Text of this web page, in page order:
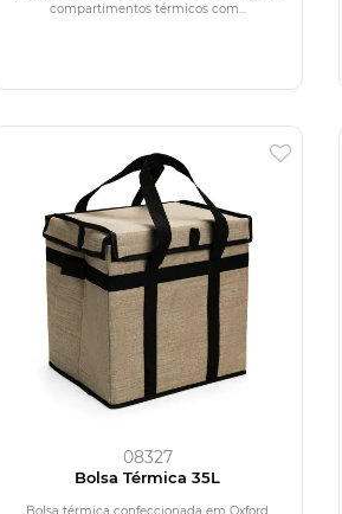
compartimentos térmicos com...
08327
Bolsa Térmica 35L
Bolsa térmica confeccionada em Oxford